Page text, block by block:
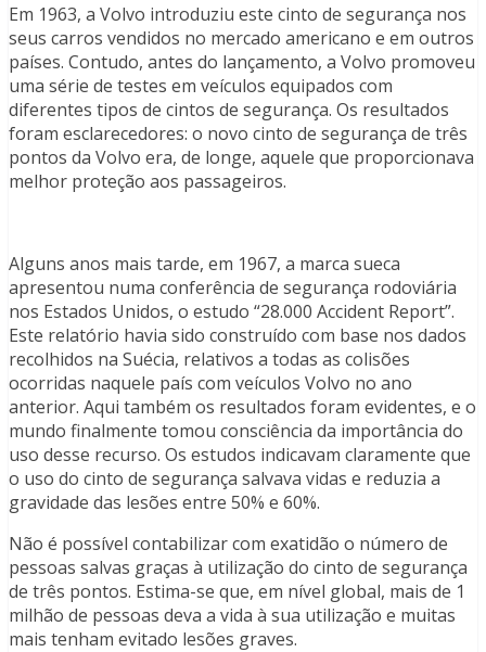
Em 1963, a Volvo introduziu este cinto de segurança nos
seus carros vendidos no mercado americano e em outros
países. Contudo, antes do lançamento, a Volvo promoveu
uma série de testes em veículos equipados com
diferentes tipos de cintos de segurança. Os resultados
foram esclarecedores: o novo cinto de segurança de três
pontos da Volvo era, de longe, aquele que proporcionava
melhor proteção aos passageiros.
Alguns anos mais tarde, em 1967, a marca sueca
apresentou numa conferência de segurança rodoviária
nos Estados Unidos, o estudo “28.000 Accident Report”.
Este relatório havia sido construído com base nos dados
recolhidos na Suécia, relativos a todas as colisões
ocorridas naquele país com veículos Volvo no ano
anterior. Aqui também os resultados foram evidentes, e o
mundo finalmente tomou consciência da importância do
uso desse recurso. Os estudos indicavam claramente que
o uso do cinto de segurança salvava vidas e reduzia a
gravidade das lesões entre 50% e 60%.
Não é possível contabilizar com exatidão o número de
pessoas salvas graças à utilização do cinto de segurança
de três pontos. Estima-se que, em nível global, mais de 1
milhão de pessoas deva a vida à sua utilização e muitas
mais tenham evitado lesões graves.